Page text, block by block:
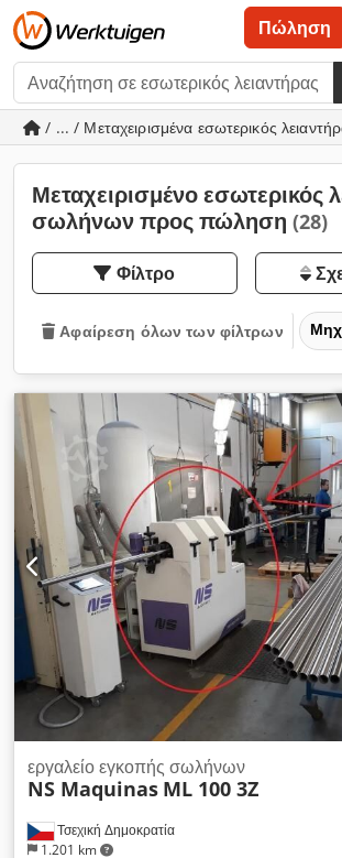
Πώληση
/ ... / Μεταχειρισμένα εσωτερικός
Μεταχειρισμένο εσωτερικός
σωλήνων προς πώληση (28)
Φίλτρο
Αφαίρεση όλων των φίλτρων
Τσεχική Δημοκρατία
1.201 km
εργαλείο εγκοπής σωλήνων
NS Maquinas ML 100 3Z